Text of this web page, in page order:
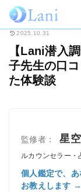
ホーム 電話占い
2025.10.31
【Lani潜入
子先生の口
た体験談
監修者： 星
ルカウンセラー・
個人鑑定で、
お教えします →